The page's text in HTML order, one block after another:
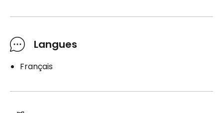
Langues
Français